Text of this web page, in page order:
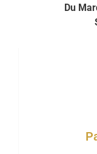
Du